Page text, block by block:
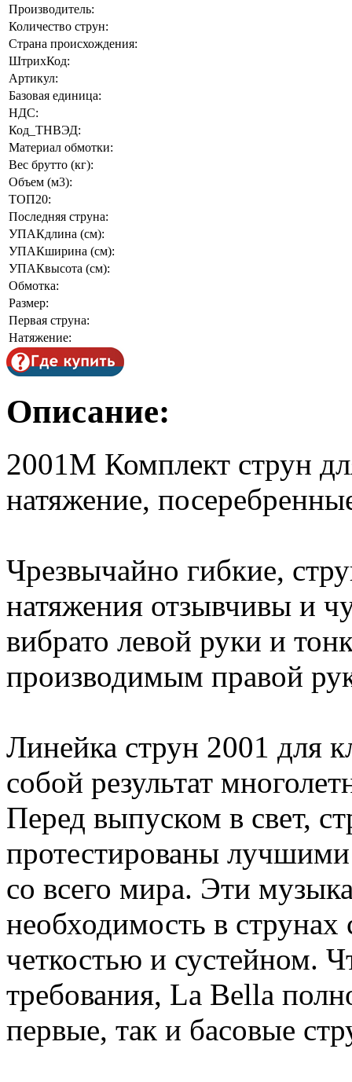
Производитель:
Количество струн:
Страна происхождения:
ШтрихКод:
Артикул:
Базовая единица:
НДС:
Код_ТНВЭД:
Материал обмотки:
Вес брутто (кг):
Объем (м3):
ТОП20:
Последняя струна:
УПАКдлина (см):
УПАКширина (см):
УПАКвысота (см):
Обмотка:
Размер:
Первая струна:
Натяжение:
Описание:
2001M Комплект струн
натяжение,
Чрезвычайно гибкие,
натяжения отзывчивы и
вибрато левой руки и
производимым правой
Линейка струн 2001 для
собой результат
Перед выпуском в свет,
протестированы
со всего мира. Эти
необходимость в
четкостью и сустейном.
требования, La Bella
первые, так и басовые